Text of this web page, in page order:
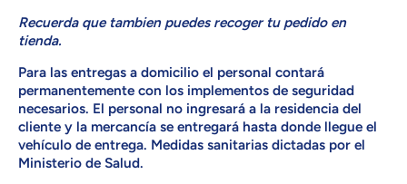
Recuerda que tambien puedes recoger tu pedido en
tienda.
Para las entregas a domicilio el personal contará
permanentemente con los implementos de seguridad
necesarios. El personal no ingresará a la residencia del
cliente y la mercancía se entregará hasta donde llegue el
vehículo de entrega. Medidas sanitarias dictadas por el
Ministerio de Salud.